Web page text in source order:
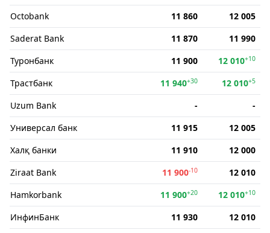
Octobank 11 860
12 005
Saderat Bank
11 870
11 990
Туронбанк
11 900 12 010+10
Трастбанк 11 940+30 12 010+5
Uzum Bank -
-
Универсал банк
11 915
12 005
Халқ банки
11 910
12 000
Ziraat Bank
11 900-10
12 010
Hamkorbank
11 900+20 12 010+10
ИнфинБанк 11 930
12 010